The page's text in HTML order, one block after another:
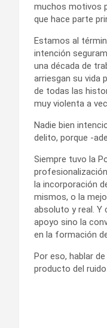
muchos motivos
que hace parte
Estamos al
intención
una década de
arriesgan su vida
de todas las
muy violenta a
Nadie bien
delito, porque -
Siempre tuvo la
la incorporación
mismos, o la
absoluto y real. Y
apoyo sino la
en la formación
Por eso, hablar
producto del